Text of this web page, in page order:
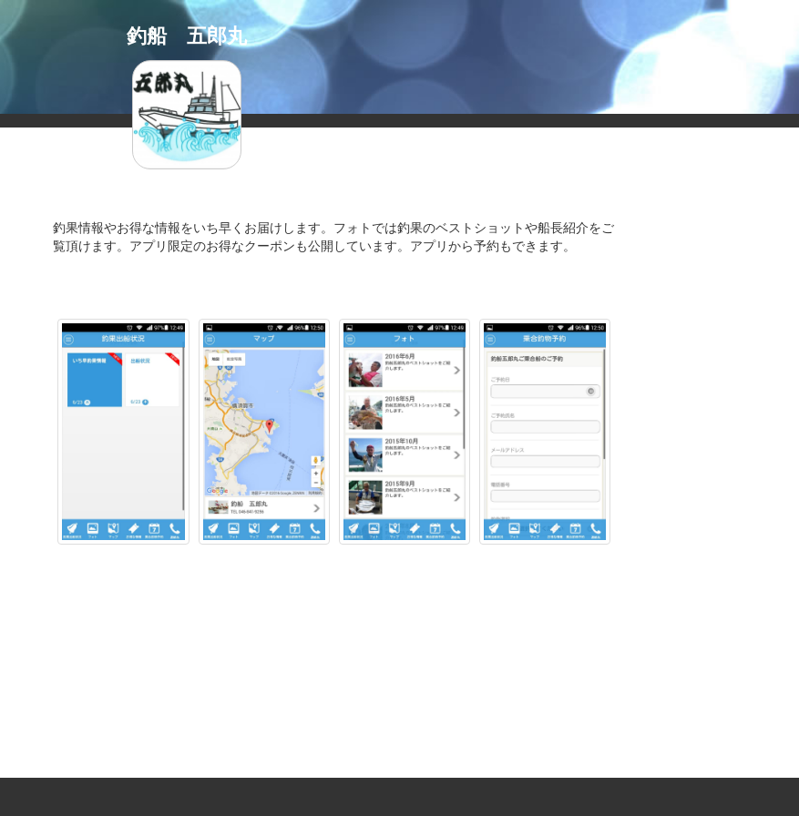
釣船 五郎丸
釣果情報やお得な情報をいち早くお届けします。フォトでは釣果のベストショットや船長紹介をご
覧頂けます。アプリ限定のお得なクーポンも公開しています。アプリから予約もできます。